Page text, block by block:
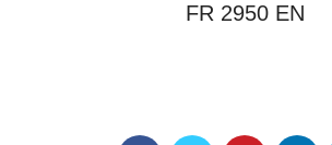
FR 2950 EN